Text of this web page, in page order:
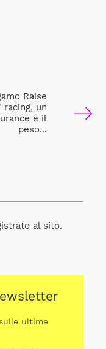
Raise
racing, un
e il
peso...
al sito.
ultime